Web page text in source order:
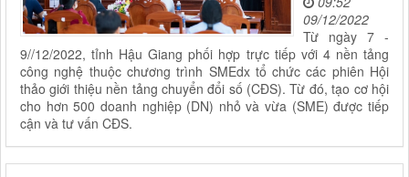
09/12/2022
Từ ngày 7 -
9//12/2022, tỉnh Hậu Giang phối hợp trực tiếp với 4 nền tảng
công nghệ thuộc chương trình SMEdx tổ chức các phiên Hội
thảo giới thiệu nền tảng chuyển đổi số (CĐS). Từ đó, tạo cơ hội
cho hơn 500 doanh nghiệp (DN) nhỏ và vừa (SME) được tiếp
cận và tư vấn CĐS.